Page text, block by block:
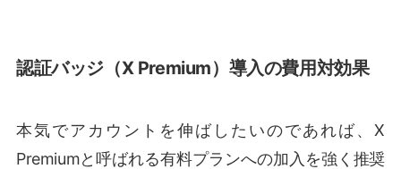
認証バッジ（X Premium）導入の費用対効果
本気でアカウントを伸ばしたいのであれば、X
Premiumと呼ばれる有料プランへの加入を強く推奨